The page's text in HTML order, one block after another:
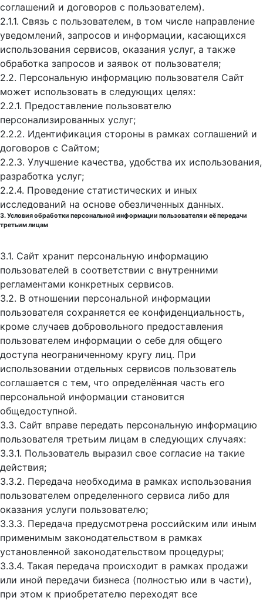
соглашений и договоров с пользователем).
2.1.1. Связь с пользователем, в том числе направление
уведомлений, запросов и информации, касающихся
использования сервисов, оказания услуг, а также
обработка запросов и заявок от пользователя;
2.2. Персональную информацию пользователя Сайт
может использовать в следующих целях:
2.2.1. Предоставление пользователю
персонализированных услуг;
2.2.2. Идентификация стороны в рамках соглашений и
договоров с Сайтом;
2.2.3. Улучшение качества, удобства их использования,
разработка услуг;
2.2.4. Проведение статистических и иных
исследований на основе обезличенных данных.
3. Условия обработки персональной информации пользователя и её передачи
третьим лицам
3.1. Сайт хранит персональную информацию
пользователей в соответствии с внутренними
регламентами конкретных сервисов.
3.2. В отношении персональной информации
пользователя сохраняется ее конфиденциальность,
кроме случаев добровольного предоставления
пользователем информации о себе для общего
доступа неограниченному кругу лиц. При
использовании отдельных сервисов пользователь
соглашается с тем, что определённая часть его
персональной информации становится
общедоступной.
3.3. Сайт вправе передать персональную информацию
пользователя третьим лицам в следующих случаях:
3.3.1. Пользователь выразил свое согласие на такие
действия;
3.3.2. Передача необходима в рамках использования
пользователем определенного сервиса либо для
оказания услуги пользователю;
3.3.3. Передача предусмотрена российским или иным
применимым законодательством в рамках
установленной законодательством процедуры;
3.3.4. Такая передача происходит в рамках продажи
или иной передачи бизнеса (полностью или в части),
при этом к приобретателю переходят все